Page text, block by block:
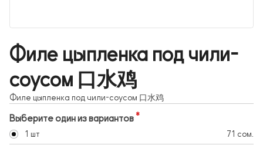
Филе цыпленка под чили-
соусом 口水鸡
Филе цыпленка под чили-соусом 口水鸡
Выберите один из вариантов
1 шт 71 сом.